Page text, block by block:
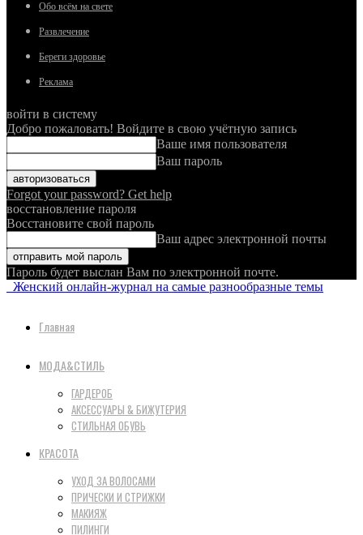
Обо всём на свете
Развлечение
Береги здоровье
Реклама
войти в систему
Добро пожаловать! Войдите в свою учётную запись
Ваше имя пользователя
Ваш пароль
Forgot your password? Get help
восстановление пароля
Восстановите свой пароль
Ваш адрес электронной почты
Пароль будет выслан Вам по электронной почте.
Женский онлайн-журнал на самые разнообразные темы
Главная
МОДА&СТИЛЬ
ГАРДЕРОБ
АКСЕССУАРЫ & БИЖУТЕРИЯ
СТИЛЬНАЯ ОБУВЬ
КРАСОТА
УХОД ЗА ВОЛОСАМИ
ПРИЧЕСКИ И СТРИЖКИ
МАКИЯЖ
ПИЛИНГИ